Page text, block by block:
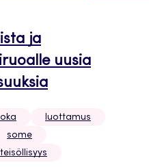
ja
uusia
luottamus
some